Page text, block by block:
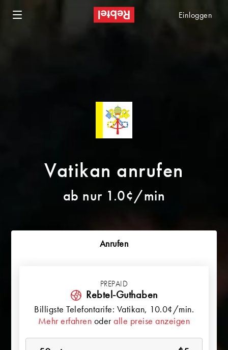
Einloggen
Vatikan anrufen
ab nur 1.0¢/min
Anrufen
PREPAID
Rebtel-Guthaben
Billigste Telefontarife: Vatikan, 10.0¢/min.
Mehr erfahren oderalle preise anzeigen